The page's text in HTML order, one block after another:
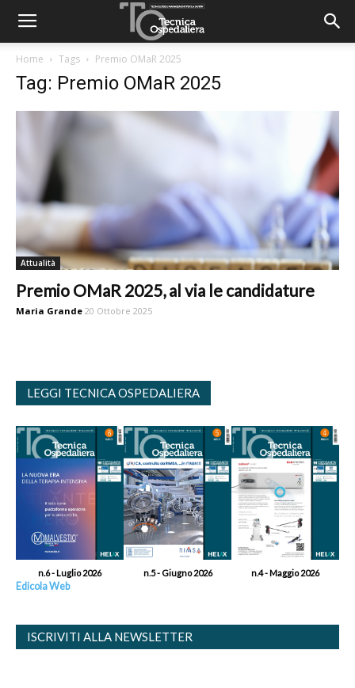
Home Tags Premio OMaR 2025
Tag: Premio OMaR 2025
Attualità
Premio OMaR 2025, al via le candidature
Maria Grande 20 Ottobre 2025
LEGGI TECNICA OSPEDALIERA
n.6 - Luglio 2026 n.5 - Giugno 2026 n.4 - Maggio 2026
Edicola Web
ISCRIVITI ALLA NEWSLETTER